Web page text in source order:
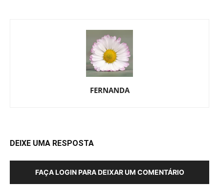
FERNANDA
DEIXE UMA RESPOSTA
FAÇA LOGIN PARA DEIXAR UM COMENTÁRIO